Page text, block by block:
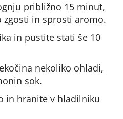
približno 15 minut,
zgosti in sprosti aromo.
in pustite stati še 10
nekoliko ohladi,
sok.
in hranite v hladilniku